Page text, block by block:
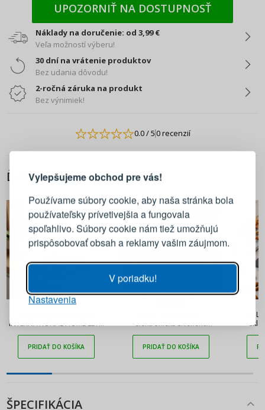
Vylepšujeme obchod pre vás!
Používame súbory cookie, aby naša stránka bola
používateľsky prívetivejšia a fungovala
spoľahlivo. Súbory cookie nám tiež umožňujú
prispôsobovať obsah a reklamy vašim záujmom.
V poriadku!
Nastavenia
UPOZORNIŤ NA DOSTUPNOSŤ
Náklady na doručenie: od 3,99 €
Veľa možností výberu!
30 dní na vrátenie produktov
Bez udania dôvodu!
2-ročná záruka na produkt
Bez výnimiek!
0.0/ 50 recenzií
ĎALŠIE Z TEJTO KATEGÓRIE
7,90 €
INTERNATIONAL HOME LEYA
PRIDAŤ DO KOŠÍKA
elektronická sklenená
PRIDAŤ DO KOŠÍKA
ŠPECIFIKÁCIA
Prihláste sa k svojmu účtu
E-mail
PRIHLÁSIŤ SA
Pripomenutie hesla